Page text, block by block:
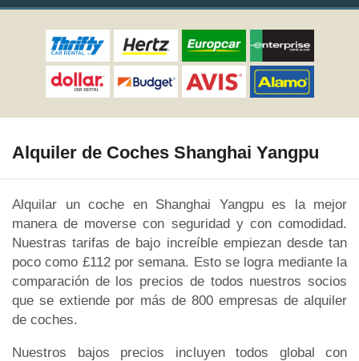
Alquiler de Coches Shanghai Yangpu
Alquilar un coche en Shanghai Yangpu es la mejor
manera de moverse con seguridad y con comodidad.
Nuestras tarifas de bajo increíble empiezan desde tan
poco como £112 por semana. Esto se logra mediante la
comparación de los precios de todos nuestros socios
que se extiende por más de 800 empresas de alquiler
de coches.
Nuestros bajos precios incluyen todos global con